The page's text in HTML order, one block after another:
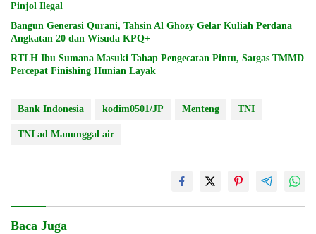
Pinjol Ilegal
Bangun Generasi Qurani, Tahsin Al Ghozy Gelar Kuliah Perdana
Angkatan 20 dan Wisuda KPQ+
RTLH Ibu Sumana Masuki Tahap Pengecatan Pintu, Satgas TMMD
Percepat Finishing Hunian Layak
Bank Indonesia kodim0501/JP Menteng TNI
TNI ad Manunggal air
Baca Juga